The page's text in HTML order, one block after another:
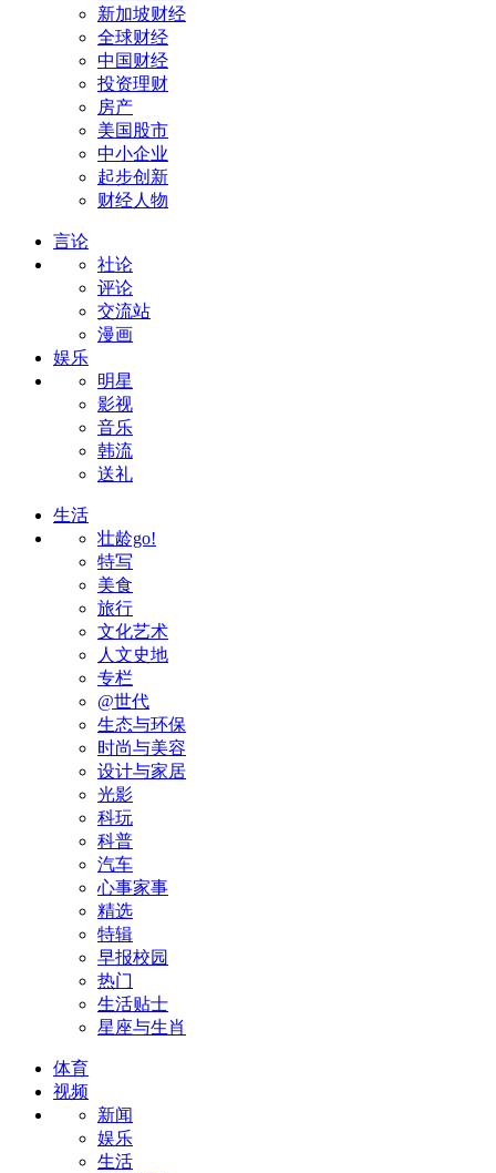
新加坡财经
全球财经
中国财经
投资理财
房产
美国股市
中小企业
起步创新
财经人物
言论
社论
评论
交流站
漫画
娱乐
明星
影视
音乐
韩流
送礼
生活
壮龄go!
特写
美食
旅行
文化艺术
人文史地
专栏
@世代
生态与环保
时尚与美容
设计与家居
光影
科玩
科普
汽车
心事家事
精选
特辑
早报校园
热门
生活贴士
星座与生肖
体育
视频
新闻
娱乐
生活